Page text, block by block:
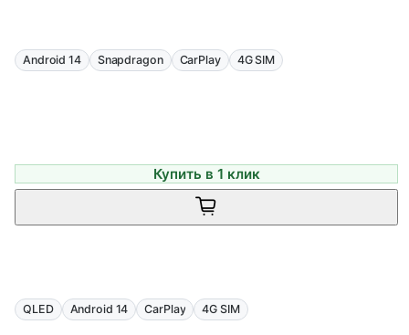
Android 14 Snapdragon CarPlay 4G SIM
Купить в 1 клик
QLED Android 14 CarPlay 4G SIM